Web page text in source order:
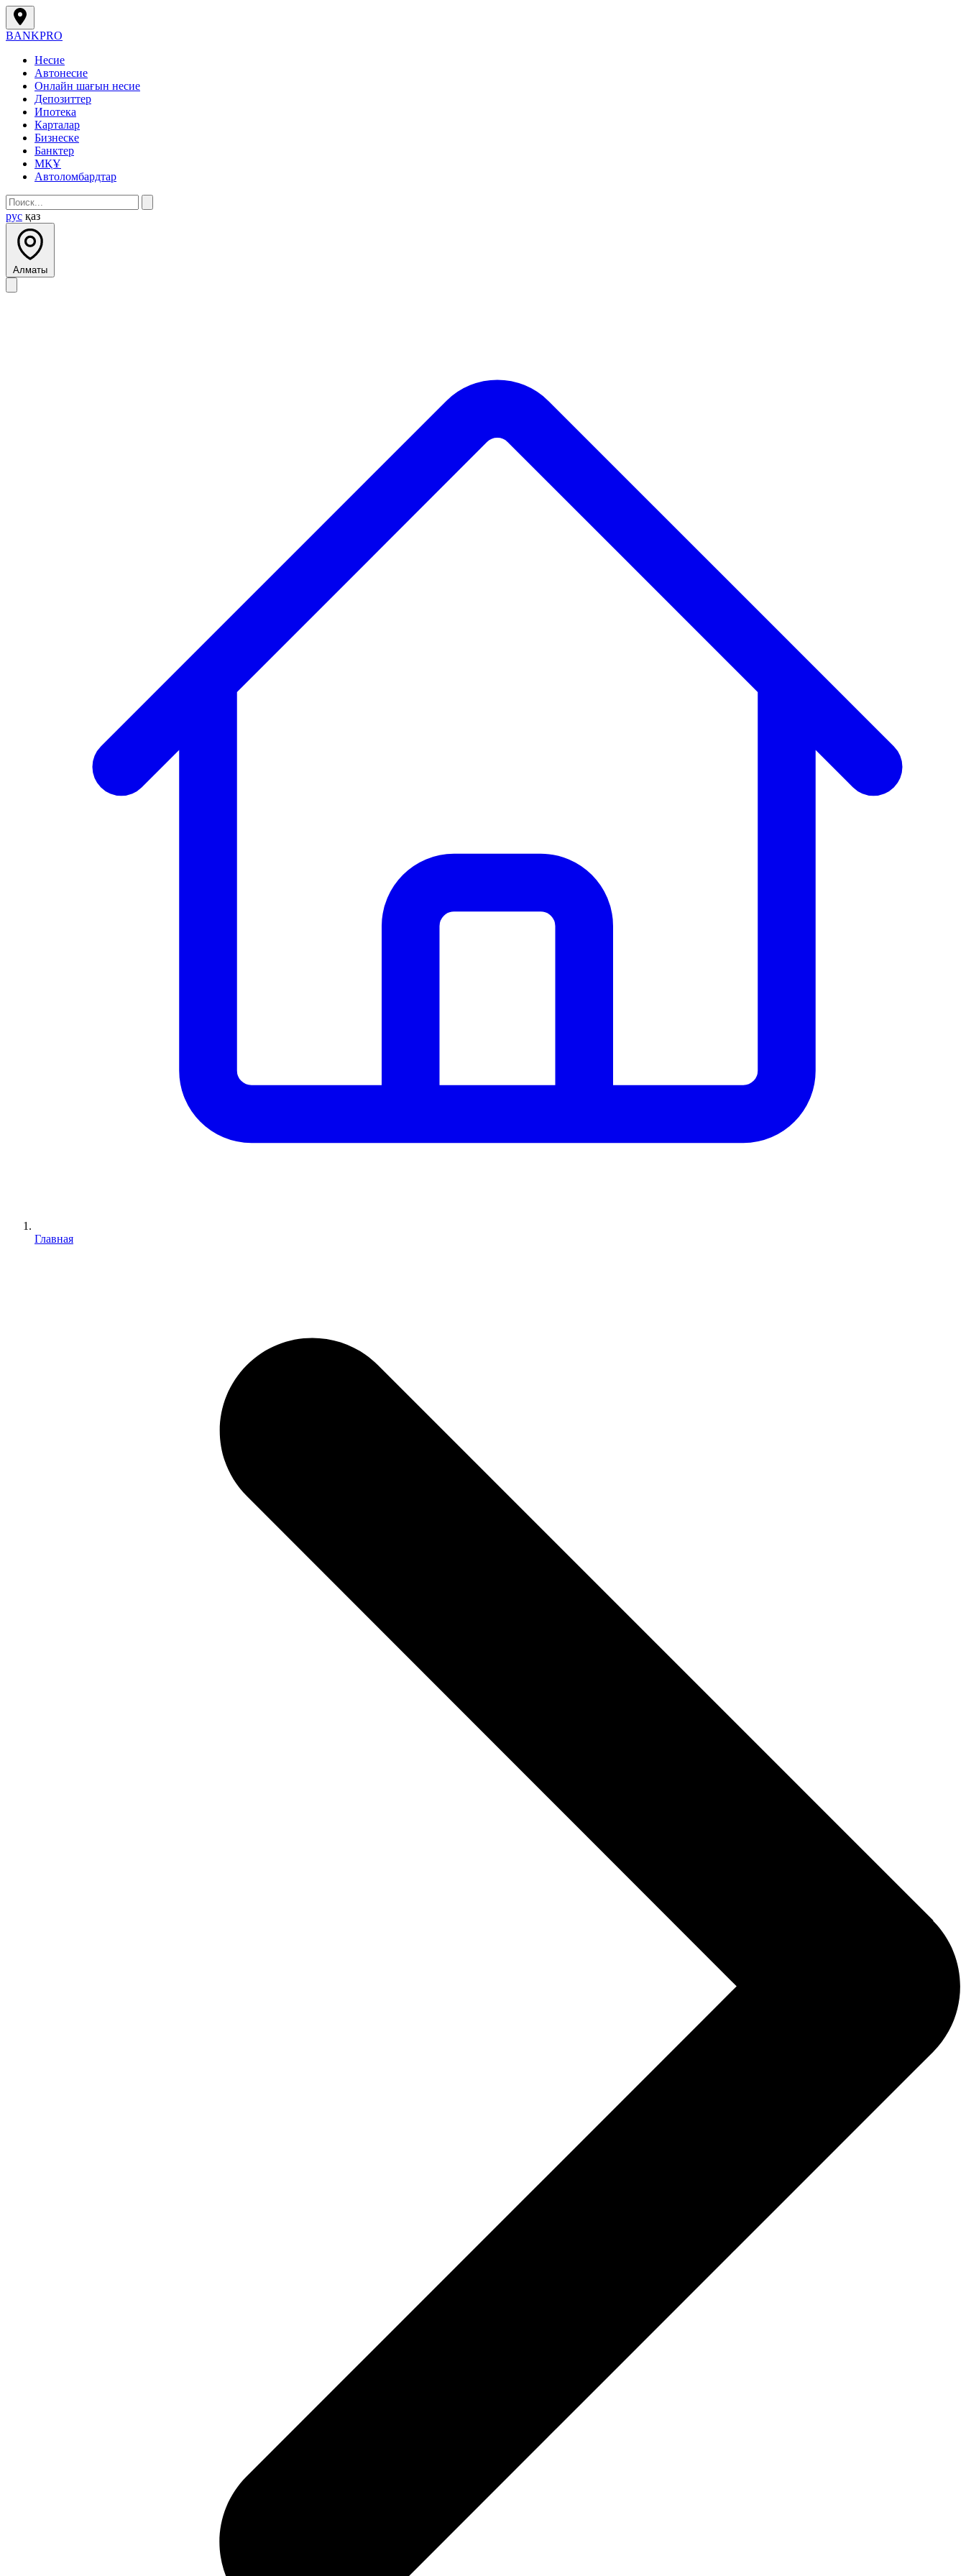
BANKPRO
Несие
Автонесие
Онлайн шағын несие
Депозиттер
Ипотека
Карталар
Бизнеске
Банктер
МҚҰ
Автоломбардтар
рус қаз
Алматы
Главная